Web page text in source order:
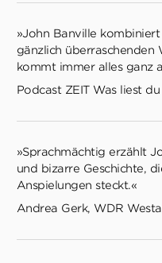
»John Banville
gänzlich überraschenden
kommt immer alles ganz
Podcast ZEIT Was liest
»Sprachmächtig erzählt
und bizarre Geschichte,
Anspielungen steckt.«
Andrea Gerk, WDR